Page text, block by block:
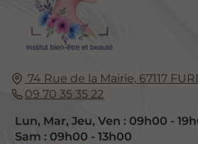
74 Rue de la Mairie, 67117
09 70 35 35 22
Lun, Mar, Jeu, Ven : 09h00 -
Sam : 09h00 - 13h00